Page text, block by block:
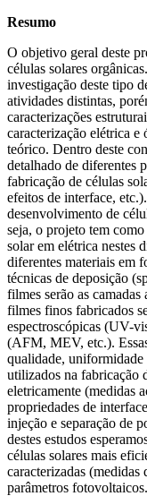
Resumo
O objetivo geral deste
células solares
investigação deste tipo
atividades distintas,
caracterizações
caracterização elétrica
teórico. Dentro deste
detalhado de diferentes
fabricação de células
efeitos de interface,
desenvolvimento de
seja, o projeto tem
solar em elétrica nestes
diferentes materiais em
técnicas de deposição
filmes serão as
filmes finos fabricados
espectroscópicas (UV-
(AFM, MEV, etc.).
qualidade, uniformidade
utilizados na fabricação
eletricamente (medidas
propriedades de
injeção e separação de
destes estudos
células solares mais
caracterizadas (medidas
parâmetros